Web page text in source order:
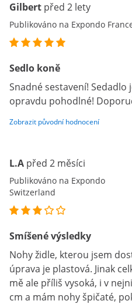
Gilbert před 2 lety
Publikováno na Expondo
Sedlo koně
Snadné sestavení! Sedadlo
opravdu pohodlné!
Zobrazit původní hodnocení
L.A před 2 měsíci
Publikováno na Expondo
Switzerland
Smíšené výsledky
Nohy židle, kterou jsem
úprava je plastová. Jinak
mě ale příliš vysoká, i v
cm a mám nohy špičaté,